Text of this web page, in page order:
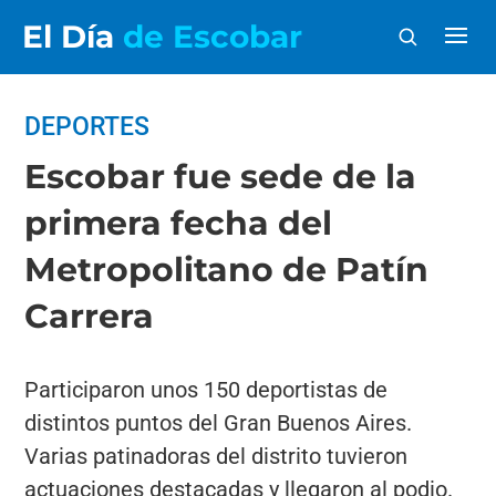
El Día de Escobar
DEPORTES
Escobar fue sede de la
primera fecha del
Metropolitano de Patín
Carrera
Participaron unos 150 deportistas de
distintos puntos del Gran Buenos Aires.
Varias patinadoras del distrito tuvieron
actuaciones destacadas y llegaron al podio.